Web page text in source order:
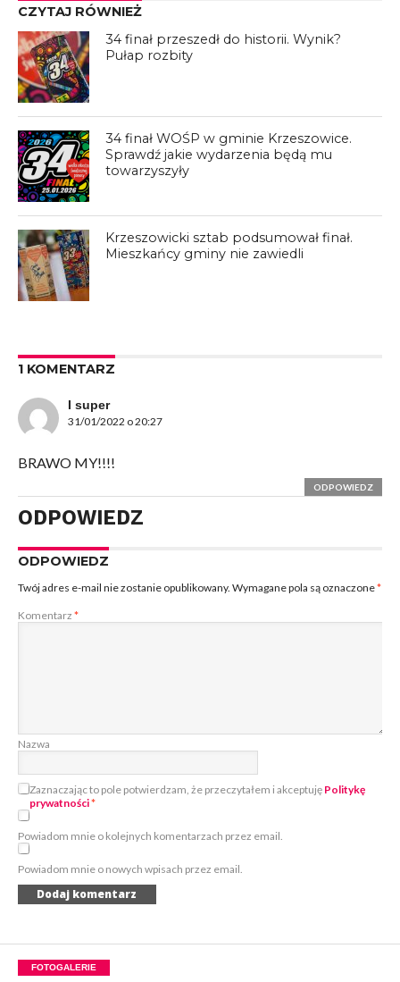
CZYTAJ RÓWNIEŻ
34 finał przeszedł do historii. Wynik?
Pułap rozbity
34 finał WOŚP w gminie Krzeszowice.
Sprawdź jakie wydarzenia będą mu
towarzyszyły
Krzeszowicki sztab podsumował finał.
Mieszkańcy gminy nie zawiedli
1 KOMENTARZ
I super
31/01/2022 o 20:27
BRAWO MY!!!!
ODPOWIEDZ
ODPOWIEDZ
ODPOWIEDZ
Twój adres e-mail nie zostanie opublikowany. Wymagane pola są oznaczone*
Komentarz *
Nazwa
Zaznaczając to pole potwierdzam, że przeczytałem i akceptuję Politykę
prywatności*
Powiadom mnie o kolejnych komentarzach przez email.
Powiadom mnie o nowych wpisach przez email.
FOTOGALERIE